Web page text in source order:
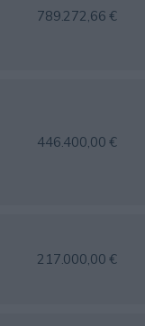
789.272,66 €
446.400,00 €
217.000,00 €